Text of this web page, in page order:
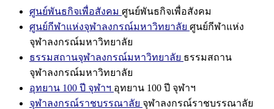
ศูนย์พันธกิจเพื่อสังคม ศูนย์พันธกิจเพื่อสังคม
ศูนย์กีฬาแห่งจุฬาลงกรณ์มหาวิทยาลัย ศูนย์กีฬาแห่ง
จุฬาลงกรณ์มหาวิทยาลัย
ธรรมสถานจุฬาลงกรณ์มหาวิทยาลัย ธรรมสถาน
จุฬาลงกรณ์มหาวิทยาลัย
อุทยาน 100 ปี จุฬาฯ อุทยาน 100 ปี จุฬาฯ
จุฬาลงกรณ์ราชบรรณาลัย จุฬาลงกรณ์ราชบรรณาลัย